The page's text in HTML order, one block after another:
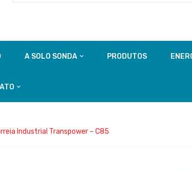
A SOLO SONDA PRODUTOS
Industrial Transpower – C85